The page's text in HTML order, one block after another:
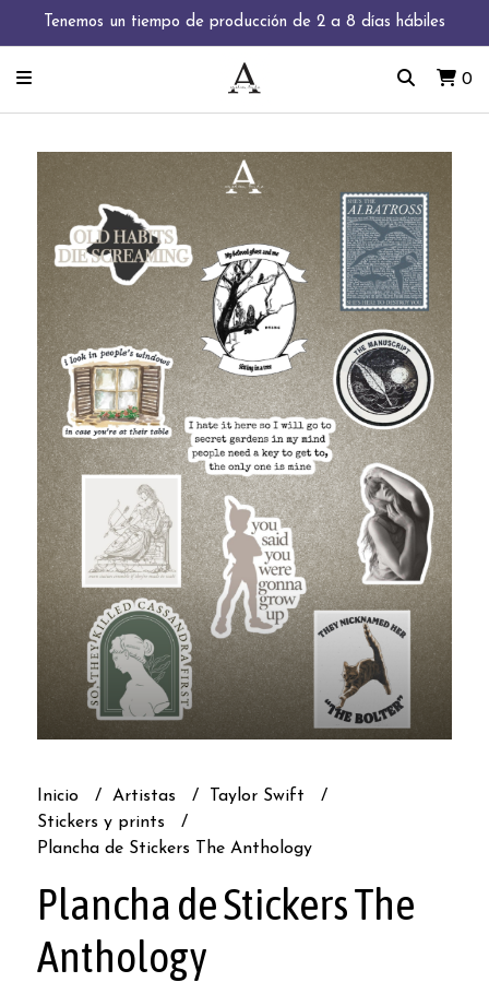
Tenemos un tiempo de producción de 2 a 8 días hábiles
0
Inicio Artistas
Taylor Swift
Stickers y prints
Plancha de Stickers The Anthology
Plancha de Stickers The
Anthology